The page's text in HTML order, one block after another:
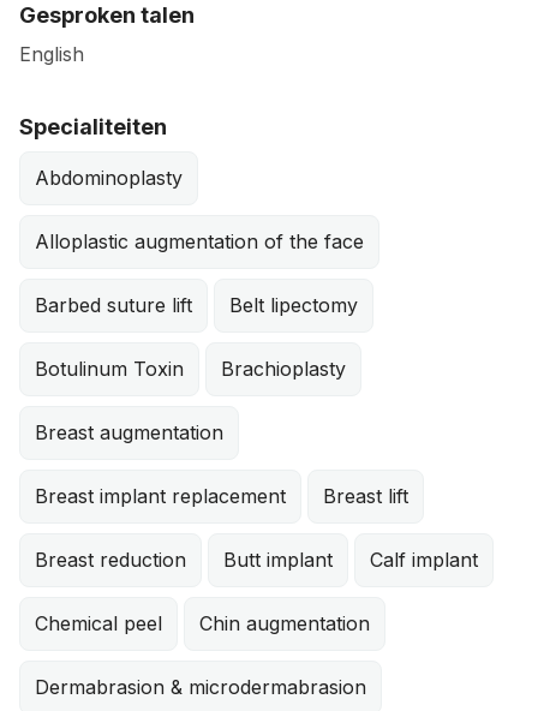
Gesproken talen
English
Specialiteiten
Abdominoplasty
Alloplastic augmentation of the face
Barbed suture lift Belt lipectomy
Botulinum Toxin Brachioplasty
Breast augmentation
Breast implant replacement Breast lift
Breast reduction Butt implant Calf implant
Chemical peel Chin augmentation
Dermabrasion & microdermabrasion